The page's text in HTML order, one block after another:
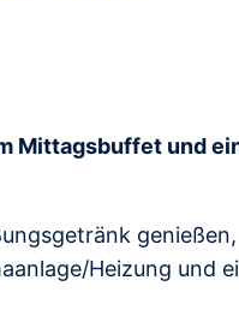
Mittagsbuffet und
genießen,
Heizung und